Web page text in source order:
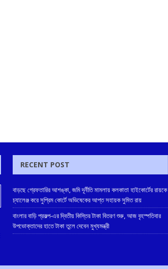
RECENT POST
বাড়ছে গ্রেফতারির আশঙ্কা, জমি দূর্নীতি মামলায় কলকাতা হাইকোর্টের রায়কে
চ্যালেঞ্জ করে সুপ্রিম কোর্টে অভিষেকের আপ্ত সহায়ক সুমিত রায়
বাংলার বাড়ি প্রকল্প-এর দ্বিতীয় কিস্তির টাকা বিতরণ শুরু, আজ বৃহস্পতিবার
উপভোক্তাদের হাতে টাকা তুলে দেবেন মুখ্যমন্ত্রী